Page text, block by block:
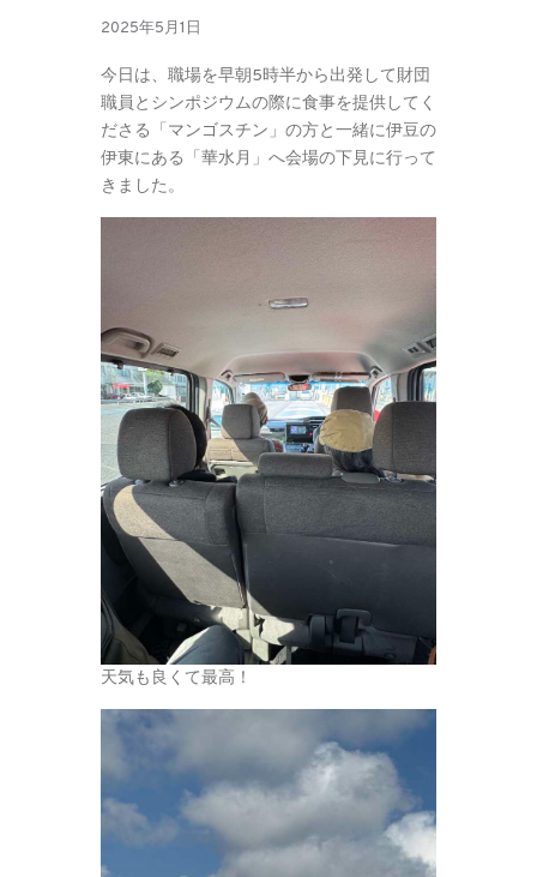
2025年5月1日
今日は、職場を早朝5時半から出発して財団
職員とシンポジウムの際に食事を提供してく
ださる「マンゴスチン」の方と一緒に伊豆の
伊東にある「華水月」へ会場の下見に行って
きました。
天気も良くて最高！